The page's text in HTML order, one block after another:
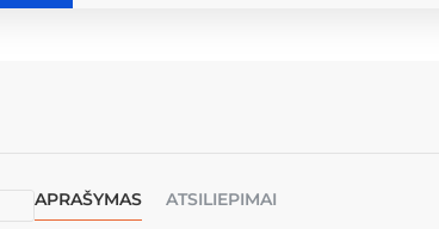
APRAŠYMAS ATSILIEPIMAI